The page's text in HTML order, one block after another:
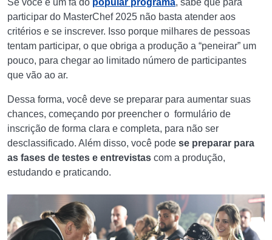
Se você é um fã do popular programa, sabe que para
participar do MasterChef 2025 não basta atender aos
critérios e se inscrever. Isso porque milhares de pessoas
tentam participar, o que obriga a produção a “peneirar” um
pouco, para chegar ao limitado número de participantes
que vão ao ar.
Dessa forma, você deve se preparar para aumentar suas
chances, começando por preencher o formulário de
inscrição de forma clara e completa, para não ser
desclassificado. Além disso, você pode se preparar para
as fases de testes e entrevistas com a produção,
estudando e praticando.